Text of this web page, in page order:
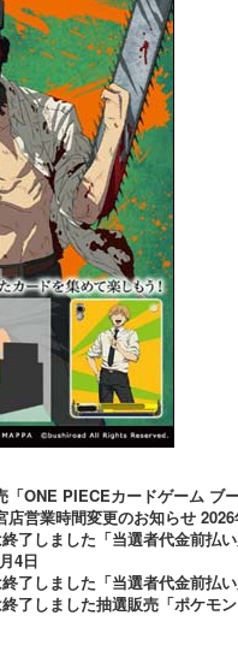
「ONE PIECEカードゲーム ブ
店営業時間変更のお知らせ
終了しました「当選者代金前
4日
終了しました「当選者代金前
終了しました抽選販売「ポケ